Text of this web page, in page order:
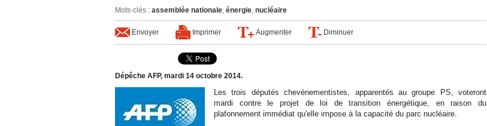
Mots-clés : assemblée nationale, énergie, nucléaire
Envoyer Imprimer Augmenter Diminuer
Dépêche AFP, mardi 14 octobre 2014.
Les trois députés chevènementistes, apparentés au groupe PS, voteront
mardi contre le projet de loi de transition énergétique, en raison du
plafonnement immédiat qu'elle impose à la capacité du parc nucléaire.